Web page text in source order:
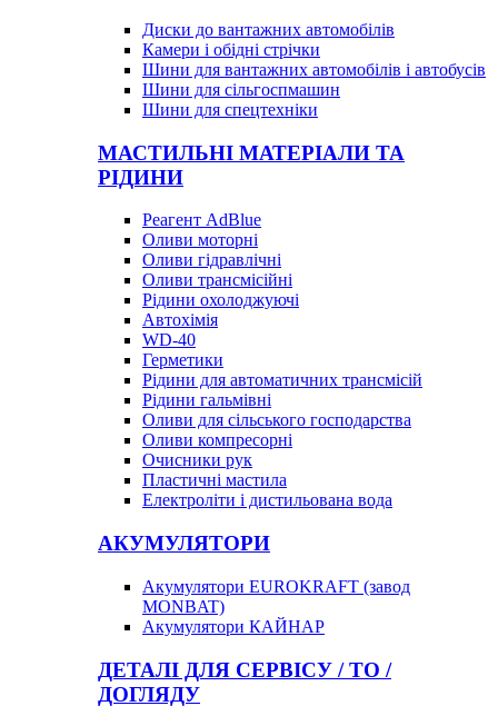
Диски до вантажних автомобілів
Камери і обідні стрічки
Шини для вантажних автомобілів і автобусів
Шини для сільгоспмашин
Шини для спецтехніки
МАСТИЛЬНІ МАТЕРІАЛИ ТА
РІДИНИ
Реагент AdBlue
Оливи моторні
Оливи гідравлічні
Оливи трансмісійні
Рідини охолоджуючі
Автохімія
WD-40
Герметики
Рідини для автоматичних трансмісій
Рідини гальмівні
Оливи для сільського господарства
Оливи компресорні
Очисники рук
Пластичні мастила
Електроліти і дистильована вода
АКУМУЛЯТОРИ
Акумулятори EUROKRAFT (завод
MONBAT)
Акумулятори КАЙНАР
ДЕТАЛІ ДЛЯ СЕРВІСУ / ТО /
ДОГЛЯДУ